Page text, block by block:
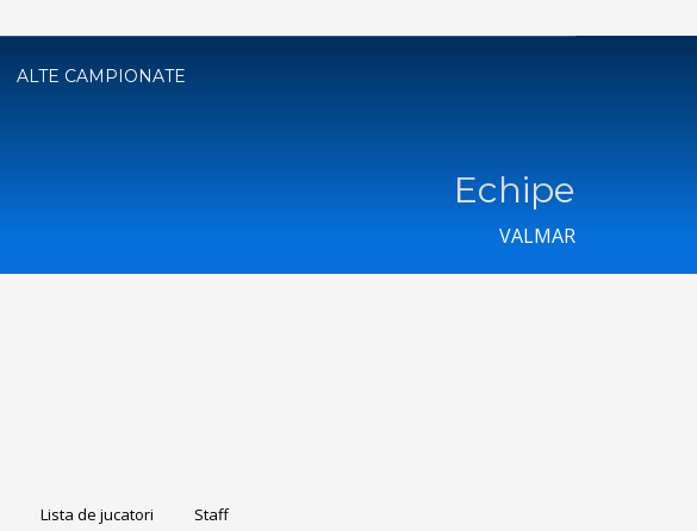
ALTE CAMPIONATE
Echipe
VALMAR
Lista de jucatori Staff